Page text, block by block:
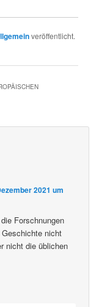
veröffentlicht.
2021 um
Forschnungen
nicht
nicht die üblichen